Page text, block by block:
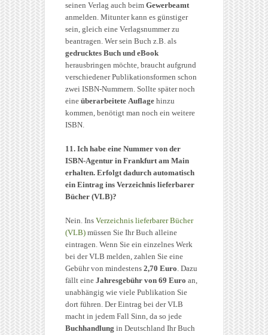
seinen Verlag auch beim Gewerbeamt
anmelden. Mitunter kann es günstiger
sein, gleich eine Verlagsnummer zu
beantragen. Wer sein Buch z.B. als
gedrucktes Buch und eBook
herausbringen möchte, braucht aufgrund
verschiedener Publikationsformen schon
zwei ISBN-Nummern. Sollte später noch
eine überarbeitete Auflage hinzu
kommen, benötigt man noch ein weitere
ISBN.
11. Ich habe eine Nummer von der
ISBN-Agentur in Frankfurt am Main
erhalten. Erfolgt dadurch automatisch
ein Eintrag ins Verzeichnis lieferbarer
Bücher (VLB)?
Nein. Ins Verzeichnis lieferbarer Bücher
(VLB) müssen Sie Ihr Buch alleine
eintragen. Wenn Sie ein einzelnes Werk
bei der VLB melden, zahlen Sie eine
Gebühr von mindestens 2,70 Euro. Dazu
fällt eine Jahresgebühr von 69 Euro an,
unabhängig wie viele Publikation Sie
dort führen. Der Eintrag bei der VLB
macht in jedem Fall Sinn, da so jede
Buchhandlung in Deutschland Ihr Buch